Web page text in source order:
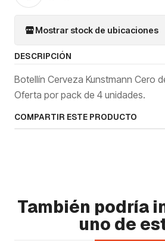
Mostrar stock de ubicaciones
DESCRIPCIÓN
Botellín Cerveza Kunstmann Cero
Oferta por pack de 4 unidades.
COMPARTIR ESTE PRODUCTO
También podría
uno de